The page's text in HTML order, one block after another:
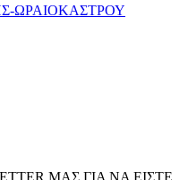
ΩΡΑΙΟΚΑΣΤΡΟΥ
ΜΑΣ ΓΙΑ ΝΑ ΕΙΣΤΕ